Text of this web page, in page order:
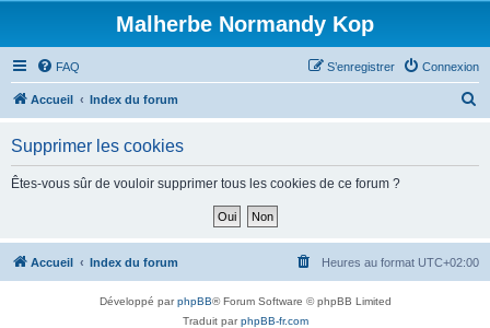
Malherbe Normandy Kop
FAQ Connexion
S’enregistrer
Accueil Index du forum
h
Supprimer les cookies
Êtes-vous sûr de vouloir supprimer tous les cookies de ce forum ?
Accueil Index du forum Heures au format UTC+02:00
Développé parphpBB® Forum Software © phpBB Limited
Traduit parphpBB-fr.com